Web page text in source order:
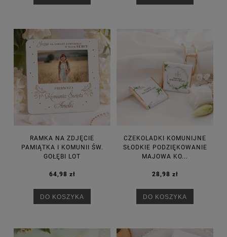
RAMKA NA ZDJĘCIE
PAMIĄTKA I KOMUNII ŚW.
GOŁĘBI LOT
64,98 zł
DO KOSZYKA
CZEKOLADKI KOMUNIJNE
SŁODKIE PODZIĘKOWANIE
MAJOWA KO...
28,98 zł
DO KOSZYKA